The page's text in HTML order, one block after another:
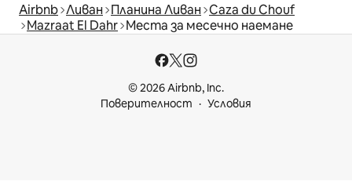
Airbnb Ливан Планина Ливан Caza du Chouf
Mazraat El Dahr Места за месечно наемане
© 2026 Airbnb, Inc.
Поверителност
Условия